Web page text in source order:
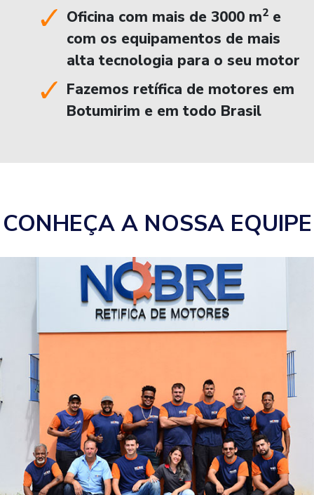
Oficina com mais de 3000 m2 e
com os equipamentos de mais
alta tecnologia para o seu motor
Fazemos retífica de motores em
Botumirim e em todo Brasil
CONHEÇA A NOSSA EQUIPE